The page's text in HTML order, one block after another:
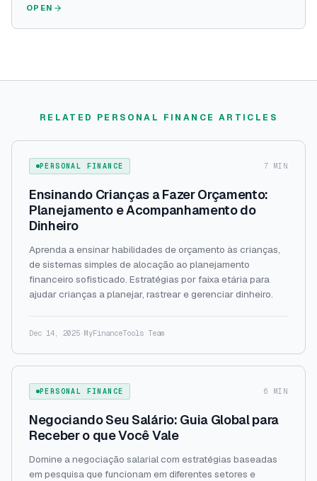
OPEN
RELATED PERSONAL FINANCE ARTICLES
PERSONAL FINANCE 7 MIN
Ensinando Crianças a Fazer Orçamento:
Planejamento e Acompanhamento do
Dinheiro
Aprenda a ensinar habilidades de orçamento às crianças,
de sistemas simples de alocação ao planejamento
financeiro sofisticado. Estratégias por faixa etária para
ajudar crianças a planejar, rastrear e gerenciar dinheiro.
Dec 14, 2025· MyFinanceTools Team
PERSONAL FINANCE 6 MIN
Negociando Seu Salário: Guia Global para
Receber o que Você Vale
Domine a negociação salarial com estratégias baseadas
em pesquisa que funcionam em diferentes setores e